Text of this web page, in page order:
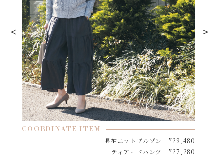
COORDINATE ITEM
長袖ニットブルゾン ¥29,480
ティアードパンツ ¥27,280